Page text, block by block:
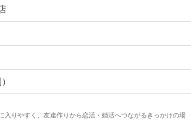
りやすく、友達作りから恋活・婚活へつながるきっかけの場